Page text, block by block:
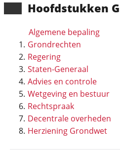
Hoofd­stukken
Algemene bepaling
Grondrechten
Regering
Staten-Generaal
Advies en controle
Wetgeving en bestuur
Rechtspraak
Decentrale overheden
Herziening Grondwet